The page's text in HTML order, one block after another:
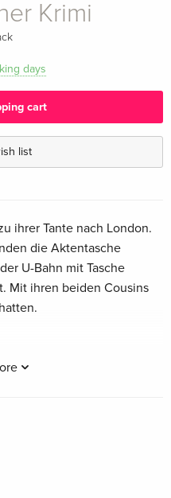
Krimi
days
cart
list
ihrer Tante nach London.
die Aktentasche
U-Bahn mit Tasche
Mit ihren beiden Cousins
ihrer Familie in München
Sie hat zahlreiche